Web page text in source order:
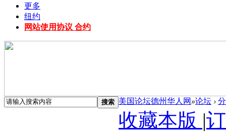
更多
纽约
网站使用协议 合约
搜索 美国论坛德州华人网 »论坛 ›
收藏本版 |